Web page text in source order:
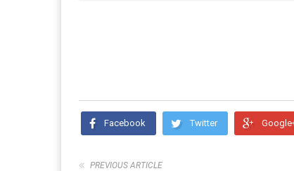
Facebook Twitter
PREVIOUS ARTICLE